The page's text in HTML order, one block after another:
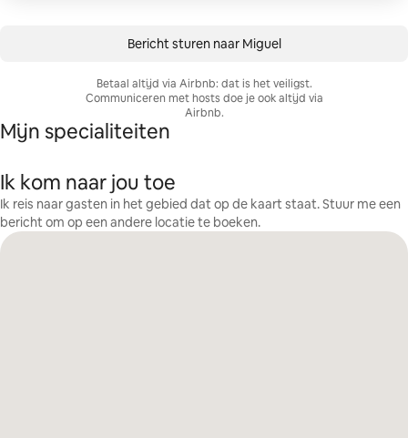
Bericht sturen naar Miguel
Betaal altijd via Airbnb: dat is het veiligst.
Communiceren met hosts doe je ook altijd via
Airbnb.
Mijn specialiteiten
Ik kom naar jou toe
Ik reis naar gasten in het gebied dat op de kaart staat. Stuur me een
bericht om op een andere locatie te boeken.